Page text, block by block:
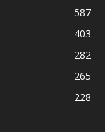
587
403
282
265
228